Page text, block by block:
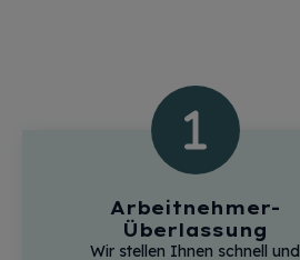
Arbeitnehmer-
Überlassung
Wir stellen Ihnen schnell und